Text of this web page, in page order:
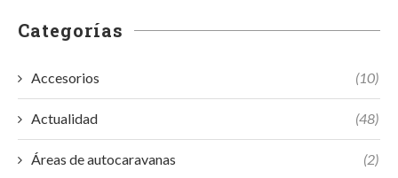
Categorías
Accesorios (10)
Actualidad (48)
Áreas de autocaravanas (2)